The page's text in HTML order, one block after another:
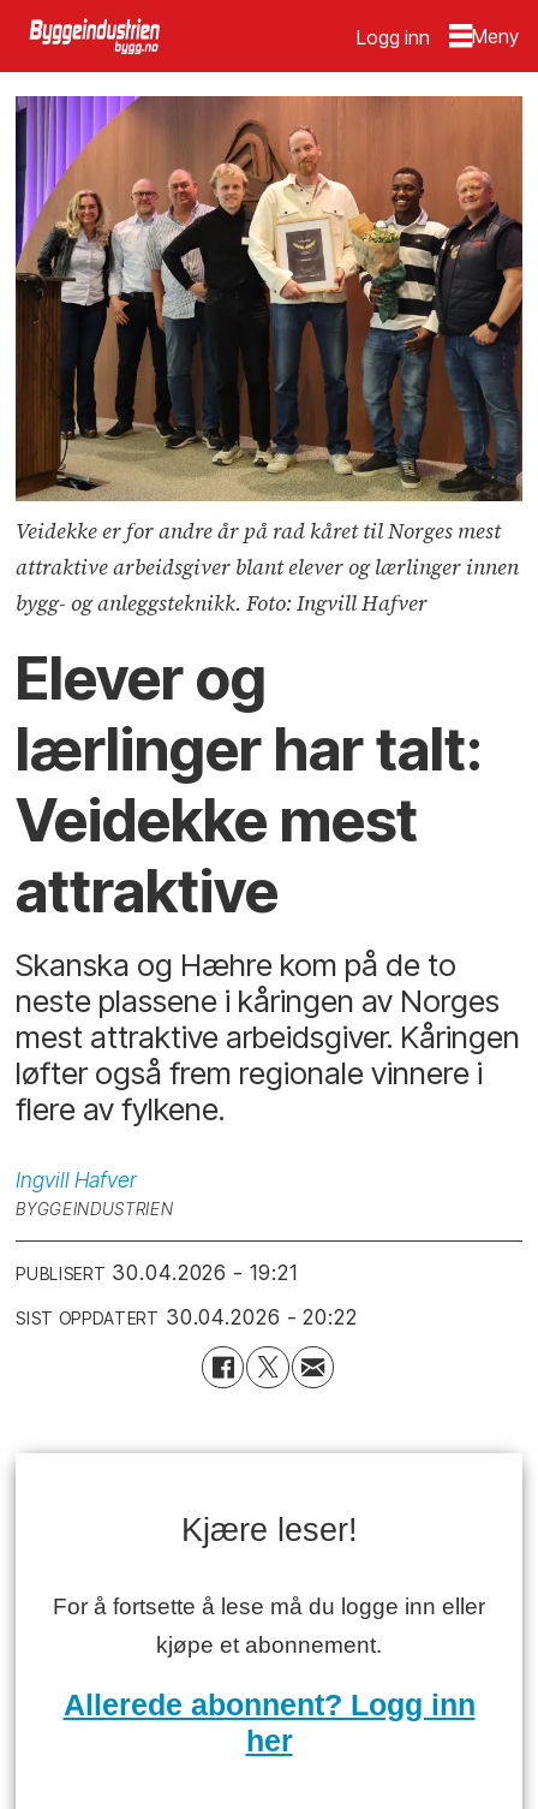
Logg inn
Veidekke er for andre år på rad kåret til Norges mest
attraktive arbeidsgiver blant elever og lærlinger innen
bygg- og anleggsteknikk. Foto: Ingvill Hafver
Elever og
lærlinger har talt:
Veidekke mest
attraktive
Skanska og Hæhre kom på de to
neste plassene i kåringen av Norges
mest attraktive arbeidsgiver. Kåringen
løfter også frem regionale vinnere i
flere av fylkene.
Ingvill Hafver
BYGGEINDUSTRIEN
PUBLISERT 30.04.2026 - 19:21
SIST OPPDATERT 30.04.2026 - 20:22
Kjære leser!
For å fortsette å lese må du logge inn eller
kjøpe et abonnement.
Allerede abonnent? Logg inn
her